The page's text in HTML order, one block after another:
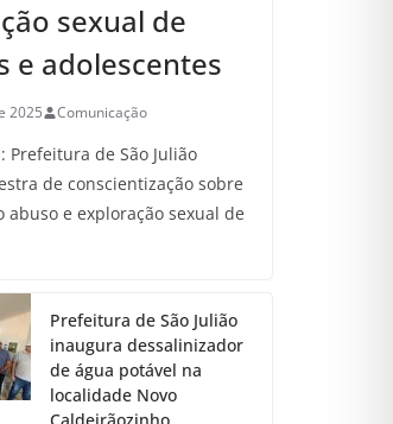
sexual de
e adolescentes
2025 Comunicação
Prefeitura de São Julião
de conscientização sobre
abuso e exploração sexual de
Prefeitura de São Julião
inaugura dessalinizador
de água potável na
localidade Novo